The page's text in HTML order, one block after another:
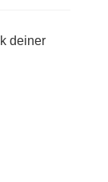
deiner